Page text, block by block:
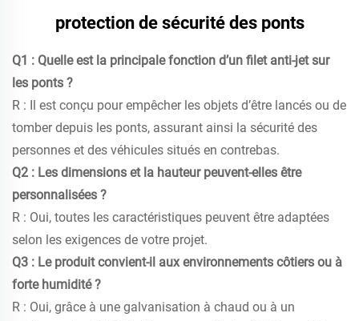
protection de sécurité des ponts
Q1 : Quelle est la principale fonction d’un filet anti-jet sur
les ponts ?
R : Il est conçu pour empêcher les objets d’être lancés ou de
tomber depuis les ponts, assurant ainsi la sécurité des
personnes et des véhicules situés en contrebas.
Q2 : Les dimensions et la hauteur peuvent-elles être
personnalisées ?
R : Oui, toutes les caractéristiques peuvent être adaptées
selon les exigences de votre projet.
Q3 : Le produit convient-il aux environnements côtiers ou à
forte humidité ?
R : Oui, grâce à une galvanisation à chaud ou à un